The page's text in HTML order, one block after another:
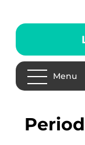
Menu